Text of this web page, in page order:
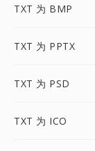
TXT 为 BMP
TXT 为 PPTX
TXT 为 PSD
TXT 为 ICO